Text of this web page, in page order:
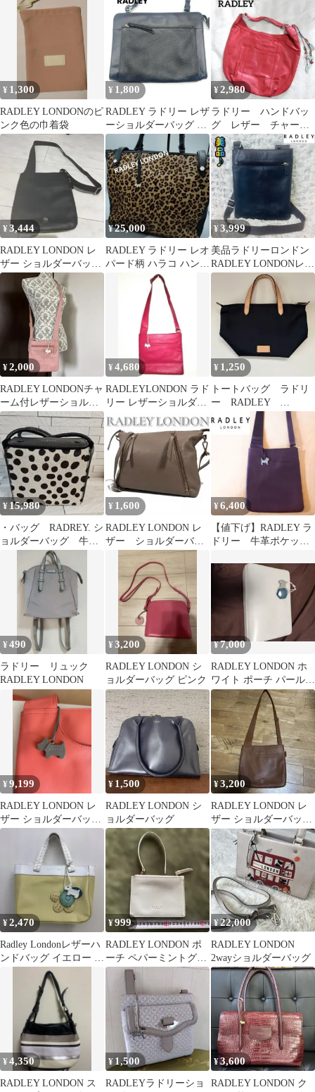
料無料】
¥ 1,300
RADLEY LONDONのピ
ンク色の巾着袋
¥ 1,800
RADLEY ラドリー レザ
ーショルダーバッグ ブ
ラック
¥2,980
ラドリー ハンドバッ
グ レザー チャー
ム 犬 ロンドン ワ
ンショルダー ホーボ
ー
¥3,444
RADLEY LONDON レ
ザー ショルダーバッグ
ブラック
¥25,000
RADLEY ラドリー レオ
パード柄 ハラコ ハンド
¥3,999
美品ラドリーロンドン
RADLEY LONDONレザ
ーショルダーバッグ紺
ネイビー縦
¥2,000
RADLEY LONDONチャ
ーム付レザーショルダ
ーバッグ
¥4,680
RADLEYLONDON ラド
リー レザーショルダー
バッグ ピンク 犬チャー
ム
¥ 1,250
トートバッグ ラドリ
ー RADLEY
LONDON トートバッ
グ ネイビー
¥15,980
・バッグ RADREY. シ
ョルダーバッグ 牛革
¥ 1,600
RADLEY LONDON レ
ザー ショルダーバッ
グ グレージュ
¥6,400
【値下げ】RADLEY ラ
ドリー 牛革ポケット
ッグ
¥490
ラドリー リュック
RADLEY LONDON
¥3,200
RADLEY LONDON シ
ョルダーバッグ ピンク
¥7,000
RADLEY LONDON ホ
ワイト ポーチ パールス
トラップ
¥9,199
RADLEY LONDON レ
ザー ショルダーバッグ
コーラルピンク
¥ 1,500
RADLEY LONDON シ
ョルダーバッグ
¥3,200
RADLEY LONDON レ
ザー ショルダーバッグ
ブラウン
¥2,470
Radley Londonレザーハ
ンドバッグ イエロー ホ
ワイト チャーム付き
¥999
RADLEY LONDON ポ
ーチ ペパーミントグリ
ーン
¥ 22,000
RADLEY LONDON
2wayショルダーバッグ
¥4,350
RADLEY LONDON ス
¥ 1,500
RADLEYラドリーショ
¥3,600
RADLEY LONDON ク